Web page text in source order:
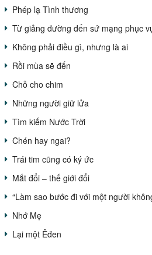
Phép lạ Tình thương
Từ giảng đường đến sứ mạng phục
Không phải điều gì, nhưng là ai
Rồi mùa sẽ đến
Chỗ cho chim
Những người giữ lửa
Tìm kiếm Nước Trời
Chén hay ngai?
Trái tim cũng có ký ức
Mắt đổi – thế giới đổi
“Làm sao bước đi với một người
Nhớ Mẹ
Lại một Êđen